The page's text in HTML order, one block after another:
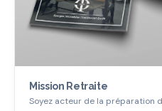
Mission Retraite
Soyez acteur de la préparation